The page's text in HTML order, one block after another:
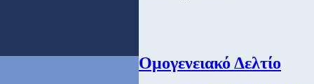
Ομογενειακό Δελτίο